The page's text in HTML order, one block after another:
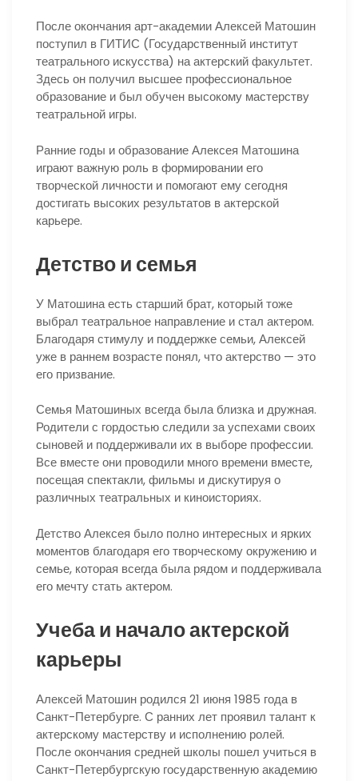
После окончания арт-академии Алексей Матошин
поступил в ГИТИС (Государственный институт
театрального искусства) на актерский факультет.
Здесь он получил высшее профессиональное
образование и был обучен высокому мастерству
театральной игры.
Ранние годы и образование Алексея Матошина
играют важную роль в формировании его
творческой личности и помогают ему сегодня
достигать высоких результатов в актерской
карьере.
Детство и семья
У Матошина есть старший брат, который тоже
выбрал театральное направление и стал актером.
Благодаря стимулу и поддержке семьи, Алексей
уже в раннем возрасте понял, что актерство — это
его призвание.
Семья Матошиных всегда была близка и дружная.
Родители с гордостью следили за успехами своих
сыновей и поддерживали их в выборе профессии.
Все вместе они проводили много времени вместе,
посещая спектакли, фильмы и дискутируя о
различных театральных и киноисториях.
Детство Алексея было полно интересных и ярких
моментов благодаря его творческому окружению и
семье, которая всегда была рядом и поддерживала
его мечту стать актером.
Учеба и начало актерской
карьеры
Алексей Матошин родился 21 июня 1985 года в
Санкт-Петербурге. С ранних лет проявил талант к
актерскому мастерству и исполнению ролей.
После окончания средней школы пошел учиться в
Санкт-Петербургскую государственную академию